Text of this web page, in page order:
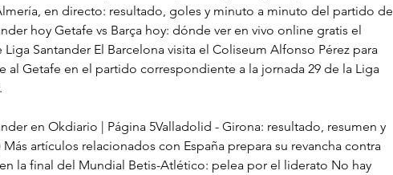
en directo: resultado, goles y minuto a minuto del partido de
hoy Getafe vs Barça hoy: dónde ver en vivo online gratis el
Santander El Barcelona visita el Coliseum Alfonso Pérez para
al Getafe en el partido correspondiente a la jornada 29 de la Liga
en Okdiario | Página 5Valladolid - Girona: resultado, resumen y
Más artículos relacionados con España prepara su revancha contra
la final del Mundial Betis-Atlético: pelea por el liderato No hay